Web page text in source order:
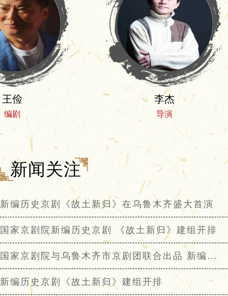
俭
剧
李杰
导演
新闻关注
新编历史京剧《故土新归》在乌鲁木齐盛大首演
国家京剧院新编历史京剧 《故土新归》建组开排
国家京剧院与乌鲁木齐市京剧团联合出品 新编历史京剧《故土新归》建组开排
新编历史京剧《故土新归》建组开排